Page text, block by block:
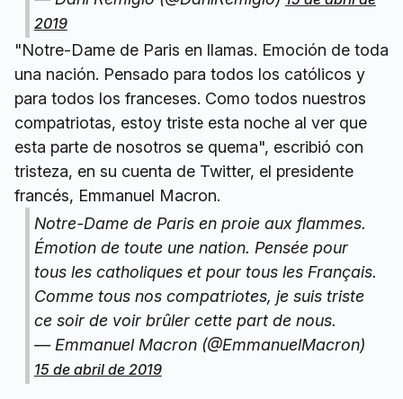
2019
"Notre-Dame de Paris en llamas. Emoción de toda
una nación. Pensado para todos los católicos y
para todos los franceses. Como todos nuestros
compatriotas, estoy triste esta noche al ver que
esta parte de nosotros se quema", escribió con
tristeza, en su cuenta de Twitter, el presidente
francés, Emmanuel Macron.
Notre-Dame de Paris en proie aux flammes.
Émotion de toute une nation. Pensée pour
tous les catholiques et pour tous les Français.
Comme tous nos compatriotes, je suis triste
ce soir de voir brûler cette part de nous.
— Emmanuel Macron (@EmmanuelMacron)
15 de abril de 2019